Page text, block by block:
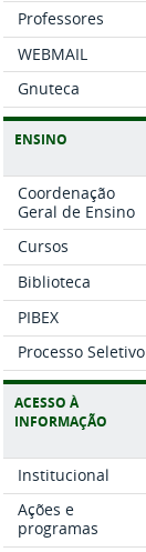
Professores
WEBMAIL
Gnuteca
ENSINO
Coordenação
Geral de Ensino
Cursos
Biblioteca
PIBEX
Processo Seletivo
ACESSO À
INFORMAÇÃO
Institucional
Ações e
programas